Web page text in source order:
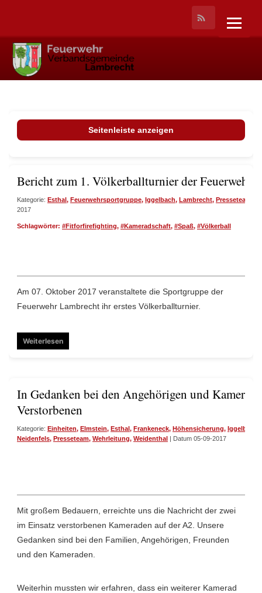
Bericht zum 1. Völkerballturnier der Feuerwehr
Kategorie: Esthal , Feuerwehrsportgruppe, Iggelbach, Lambrecht, Presseteam
2017
Schlagwörter: #Fitforfirefighting, #Kameradschaft, #Spaß, #Völkerball
Am 07. Oktober 2017 veranstaltete die Sportgruppe der
Feuerwehr Lambrecht ihr erstes Völkerballturnier.
Weiterlesen
In Gedanken bei den Angehörigen und
Verstorbenen
Kategorie: Einheiten, Elmstein, Esthal, Frankeneck, Höhensicherung, Iggelbach
Neidenfels, Presseteam, Wehrleitung, Weidenthal | Datum 05-09-2017
Mit großem Bedauern, erreichte uns die Nachricht der zwei
im Einsatz verstorbenen Kameraden auf der A2. Unsere
Gedanken sind bei den Familien, Angehörigen, Freunden
und den Kameraden.
Weiterhin mussten wir erfahren, dass ein weiterer Kamerad
Seitenleiste anzeigen